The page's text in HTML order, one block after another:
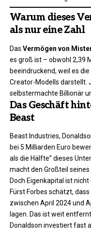
Warum dieses
als nur eine Zahl
Das Vermögen von
es groß ist – obwohl 2,39
beeindruckend, weil es
Creator-Modells darstellt.
selbstermachte Billionär
Das Geschäft
Beast
Beast Industries,
bei 5 Milliarden Euro
als die Hälfte” dieses
macht den Großteil seines
Doch Eigenkapital ist nicht
Fürst Forbes schätzt,
zwischen April 2024 und
lagen. Das ist weit
Donaldson investiert fast